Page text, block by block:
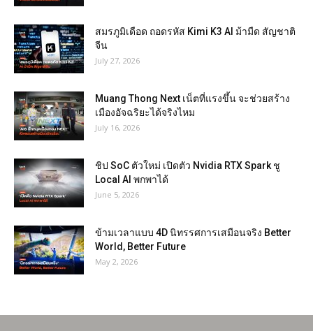
สมรภูมิเดือด ถอดรหัส Kimi K3 AI ม้ามืด สัญชาติ
จีน
July 27, 2026
Muang Thong Next เน็ตที่แรงขึ้น จะช่วยสร้าง
เมืองอัจฉริยะได้จริงไหม
July 16, 2026
ชิป SoC ตัวใหม่ เปิดตัว Nvidia RTX Spark ชู
Local AI พกพาได้
June 5, 2026
ข้ามเวลาแบบ 4D นิทรรศการเสมือนจริง Better
World, Better Future
May 2, 2026